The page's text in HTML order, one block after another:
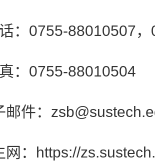
0755-88010507，
0755-88010504
：
https://